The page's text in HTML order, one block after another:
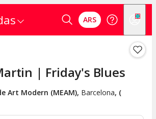
ARS
| Friday's Blues
Art Modern (MEAM), Barcelona, (